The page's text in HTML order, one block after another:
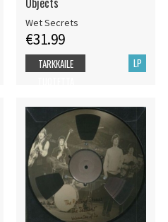
Wet Secrets
€31.99
LP
TARKKAILE